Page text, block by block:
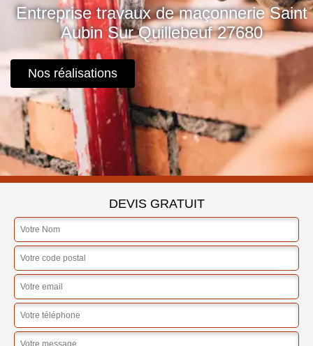
Entreprise travaux de maçonnerie Saint
Aubin Sur Quillebeuf 27680
Nos réalisations
DEVIS GRATUIT